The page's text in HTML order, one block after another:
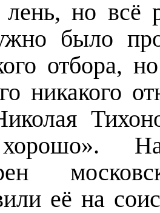
но всё
было
отбора,
никакого
её на